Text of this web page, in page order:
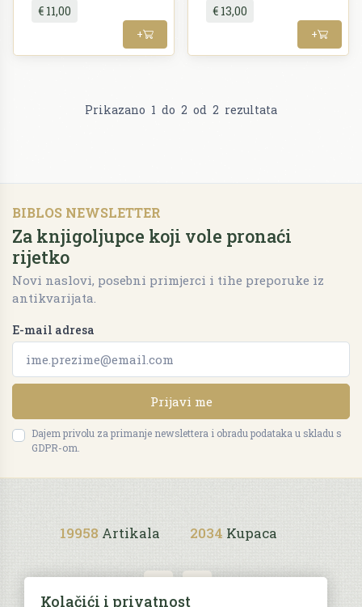
€ 11,00
+
€ 13,00
+
Prikazano 1 do 2 od 2 rezultata
BIBLOS NEWSLETTER
Za knjigoljupce koji vole pronaći
rijetko
Novi naslovi, posebni primjerci i tihe preporuke iz
antikvarijata.
E-mail adresa
Prijavi me
Dajem privolu za primanje newslettera i obradu podataka u skladu s
GDPR-om.
19958 Artikala 2034 Kupaca
Kolačići i privatnost